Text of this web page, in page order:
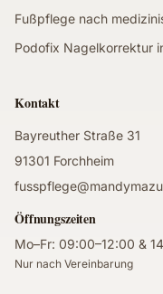
Fußpflege nach
Podofix Nagelkorrektur
Kontakt
Bayreuther Straße 31
91301 Forchheim
Öffnungszeiten
Mo–Fr: 09:00–12:00 &
Nur nach Vereinbarung